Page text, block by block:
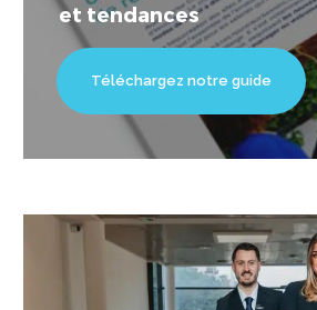
et tendances
Téléchargez notre guide